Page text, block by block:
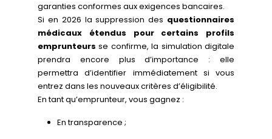
garanties conformes aux exigences bancaires.
Si en 2026 la suppression des questionnaires
médicaux étendus pour certains profils
emprunteurs se confirme, la simulation digitale
prendra encore plus d’importance : elle
permettra d’identifier immédiatement si vous
entrez dans les nouveaux critères d’éligibilité.
En tant qu’emprunteur, vous gagnez :
En transparence ;